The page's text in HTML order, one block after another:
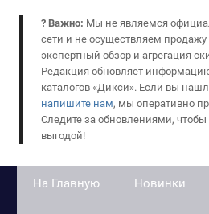
? Важно: Мы не являемся
сети и не осуществляем
экспертный обзор и агрегация
Редакция обновляет
каталогов «Дикси». Если вы
напишите нам, мы оперативно
Следите за обновлениями,
выгодой!
На Главную Новинки